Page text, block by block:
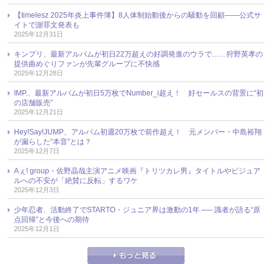
【timelesz 2025年炎上事件簿】8人体制始動後からの騒動を回顧――公式サ
イトで謝罪文発表も
2025年12月31日
キンプリ、最新アルバムが初日22万超えの好調発進のウラで……狩野英孝の
提供曲めぐりファンが先輩グループに不快感
2025年12月28日
IMP.、最新アルバムが初日5万枚でNumber_i超え！ 好セールスの背景に“初
の店舗販売”
2025年12月21日
Hey!Say!JUMP、アルバム初週20万枚で前作超え！ 元メンバー・中島裕翔
が漏らした“本音”とは？
2025年12月7日
Aぇ! group・佐野晶哉主演アニメ映画『トリツカレ男』タイトルやビジュア
ルへの不安が「絶賛に反転」するワケ
2025年12月3日
少年忍者、活動終了でSTARTO・ジュニア界は激動の1年 ── 識者が語る“原
点回帰”と今後への期待
2025年12月1日